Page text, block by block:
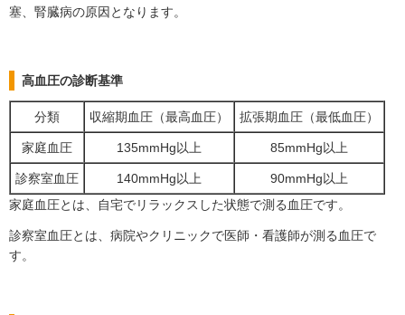
塞、腎臓病の原因となります。
高血圧の診断基準
分類 収縮期血圧（最高血圧） 拡張期血圧（最低血圧）
家庭血圧 135mmHg以上 85mmHg以上
診察室血圧 140mmHg以上
90mmHg以上
家庭血圧とは、自宅でリラックスした状態で測る血圧です。
診察室血圧とは、病院やクリニックで医師・看護師が測る血圧で
す。